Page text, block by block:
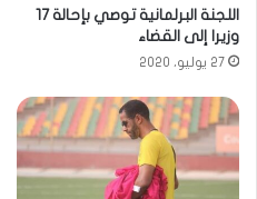
اللجنة البرلمانية توصي بإحالة 17
وزيرا إلى القضاء
27 يوليو، 2020